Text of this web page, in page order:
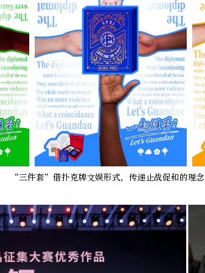
“三件套”借扑克牌文娱形式，传递止战促和的理念